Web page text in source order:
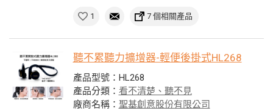
1 7 個相關產品
聽不累聽力擴增器-輕便後掛式HL268
產品型號：HL268
產品分類： 看不清楚、聽不見
廠商名稱： 聖基創意股份有限公司